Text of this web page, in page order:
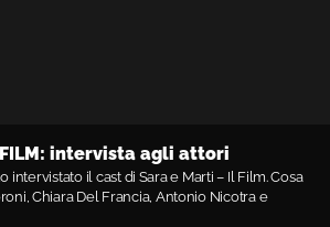
FILM: intervista agli attori
intervistato il cast di Sara e Marti – Il Film. Cosa
Chiara Del Francia, Antonio Nicotra e